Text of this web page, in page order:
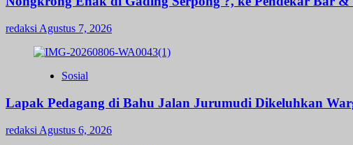
redaksi Agustus 7, 2026
Sosial
Lapak Pedagang di Bahu Jalan Jurumudi Dikeluhkan
redaksi Agustus 6, 2026